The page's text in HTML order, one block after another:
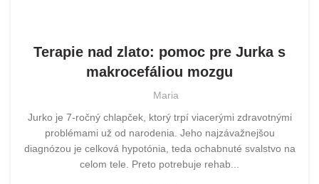
Terapie nad zlato: pomoc pre Jurka s
makrocefáliou mozgu
Maria
Jurko je 7-ročný chlapček, ktorý trpí viacerými zdravotnými
problémami už od narodenia. Jeho najzávažnejšou
diagnózou je celková hypotónia, teda ochabnuté svalstvo na
celom tele. Preto potrebuje rehab...